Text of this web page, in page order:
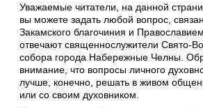
Уважаемые читатели, на данной
вы можете задать любой вопрос,
Закамского благочиния и
отвечают священнослужители Свято-
собора города Набережные Челны.
внимание, что вопросы личного
лучше, конечно, решать в живом
или со своим духовником.